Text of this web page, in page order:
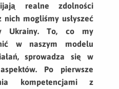
realne zdolności
nich mogliśmy usłyszeć
Ukrainy. To, co my
w naszym modelu
sprowadza się w
Po pierwsze
kompetencjami z